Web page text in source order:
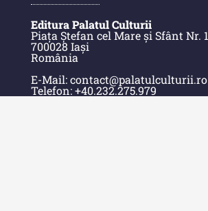
Informații Utile
Despre Editură
Contact
Indexul Publicațiilor
Editura Palatul Culturii
Piața Ștefan cel Mare și Sfânt Nr. 1
700028 Iași
România
E-Mail: contact@palatulculturii.ro
Telefon: +40.232.275.979